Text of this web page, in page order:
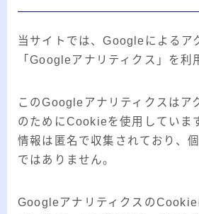
当サイトでは、Googleによるア
「Googleアナリティクス」を利
このGoogleアナリティクスはア
のためにCookieを使用していま
情報は匿名で収集されており、
ではありません。
Googleアナリティクスの